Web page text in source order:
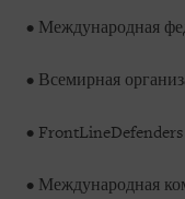
• Международная
• Всемирная
• FrontLineDefenders
• Международная